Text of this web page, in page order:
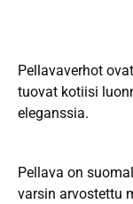
Pellavaverhot
tuovat kotiisi
eleganssia.
Pellava on
varsin arvostettu